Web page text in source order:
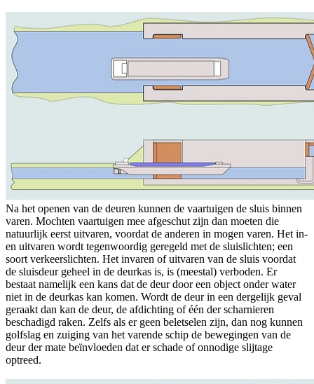
Na het openen van de deuren kunnen de vaartuigen de sluis binnen
varen. Mochten vaartuigen mee afgeschut zijn dan moeten die
natuurlijk eerst uitvaren, voordat de anderen in mogen varen. Het in-
en uitvaren wordt tegenwoordig geregeld met de sluislichten; een
soort verkeerslichten. Het invaren of uitvaren van de sluis voordat
de sluisdeur geheel in de deurkas is, is (meestal) verboden. Er
bestaat namelijk een kans dat de deur door een object onder water
niet in de deurkas kan komen. Wordt de deur in een dergelijk geval
geraakt dan kan de deur, de afdichting of één der scharnieren
beschadigd raken. Zelfs als er geen beletselen zijn, dan nog kunnen
golfslag en zuiging van het varende schip de bewegingen van de
deur der mate beïnvloeden dat er schade of onnodige slijtage
optreed.